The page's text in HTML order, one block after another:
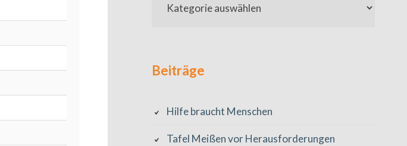
Beiträge
Hilfe braucht Menschen
Tafel Meißen vor Herausforderungen